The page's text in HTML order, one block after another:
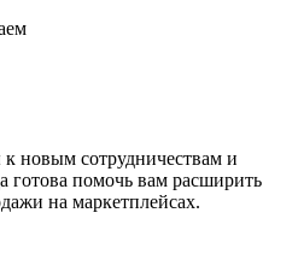
новым сотрудничествам и
готова помочь вам расширить
на маркетплейсах.